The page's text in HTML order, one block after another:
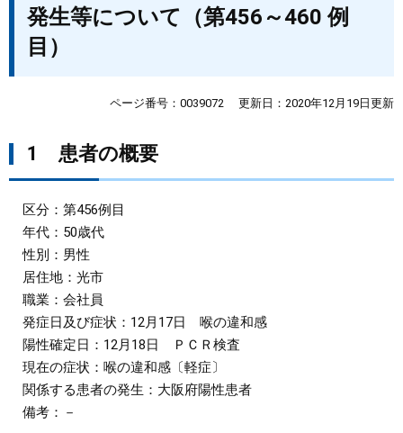
くらし・環境
健康・福祉
教育・文化・スポーツ
しごと・産業・観光
まちづくり
県政情報
発生等について（第456～460 例
目）
ページ番号：0039072 更新日：2020年12月19日更新
1 患者の概要
区分：第456例目
年代：50歳代
性別：男性
居住地：光市
職業：会社員
発症日及び症状：12月17日 喉の違和感
陽性確定日：12月18日 ＰＣＲ検査
現在の症状：喉の違和感〔軽症〕
関係する患者の発生：大阪府陽性患者
備考：－